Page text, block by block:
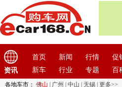
资讯
首页 新闻 行情
促
新车
行业 专题 百
各地车市： 佛山 广州 中山 无锡 更多>>